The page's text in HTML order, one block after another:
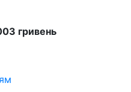
гривень